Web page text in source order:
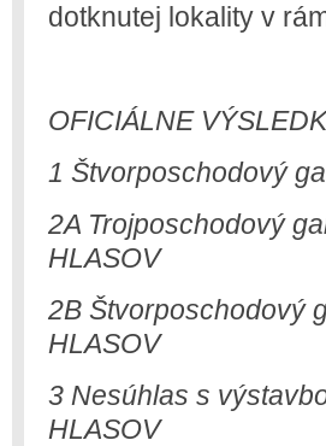
dotknutej lokality v
OFICIÁLNE
1 Štvorposchodový
2A Trojposchodový
HLASOV
2B Štvorposchodový
HLASOV
3 Nesúhlas s
HLASOV